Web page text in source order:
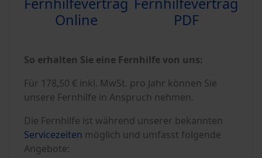
Online
PDF
So erhalten Sie eine Fernhilfe von uns:
Für 178,50 € inkl. MwSt. pro Jahr können Sie
unsere Fernhilfe in Anspruch nehmen.
Die Fernhilfe ist während unserer bekannten
Servicezeiten möglich und umfasst folgende
Angebote: